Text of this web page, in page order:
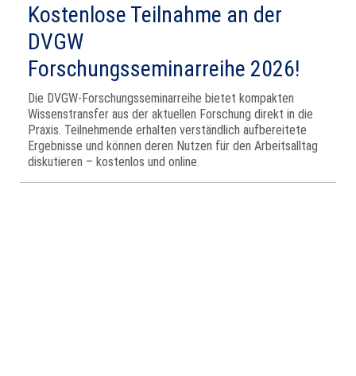
Kostenlose Teilnahme an der
DVGW
Forschungsseminarreihe 2026!
Die DVGW-Forschungsseminarreihe bietet kompakten
Wissens­transfer aus der aktuellen Forschung direkt in die
Praxis. Teilnehmende erhalten verständlich aufbereitete
Ergebnisse und können deren Nutzen für den Arbeitsalltag
diskutieren – kostenlos und online.